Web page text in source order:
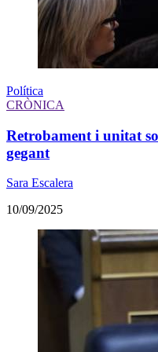
Política
CRÒNICA
Retrobament i unitat
gegant
Sara Escalera
10/09/2025